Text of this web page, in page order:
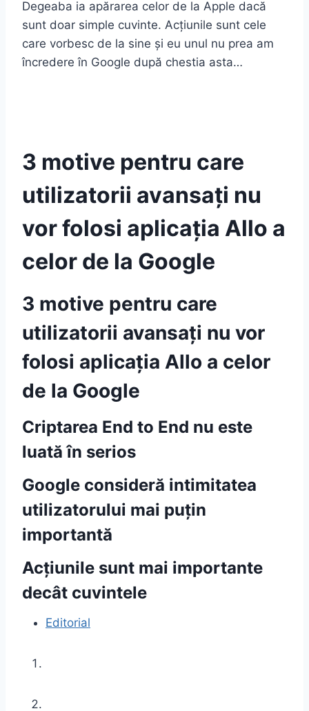
Degeaba ia apărarea celor de la Apple dacă
sunt doar simple cuvinte. Acțiunile sunt cele
care vorbesc de la sine și eu unul nu prea am
încredere în Google după chestia asta…
3 motive pentru care
utilizatorii avansați nu
vor folosi aplicația Allo a
celor de la Google
3 motive pentru care
utilizatorii avansați nu vor
folosi aplicația Allo a celor
de la Google
Criptarea End to End nu este
luată în serios
Google consideră intimitatea
utilizatorului mai puțin
importantă
Acțiunile sunt mai importante
decât cuvintele
Editorial